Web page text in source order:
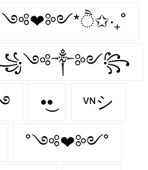
•͜• ᵛᶰシ
˚༺❤︎༻˚